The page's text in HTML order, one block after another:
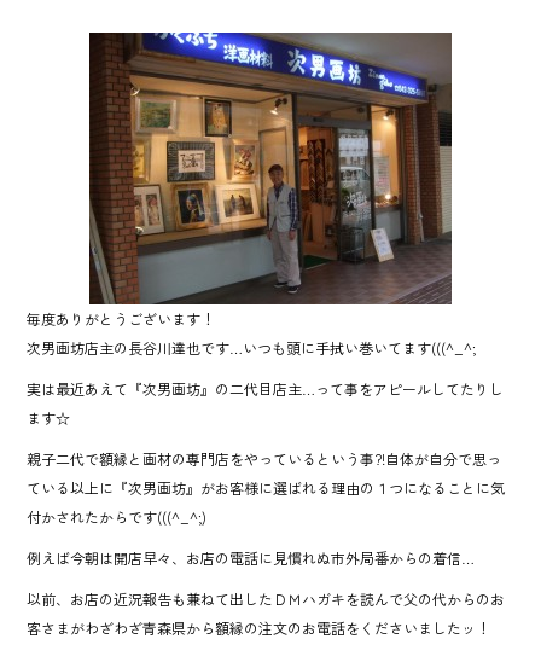
e
ok
毎度ありがとうございます！
次男画坊店主の長谷川達也です…いつも頭に手拭い巻いてます(((^_^;
実は最近あえて『次男画坊』の二代目店主…って事をアピールしてたりし
ます☆
親子二代で額縁と画材の専門店をやっているという事?!自体が自分で思っ
ている以上に『次男画坊』がお客様に選ばれる理由の１つになることに気
付かされたからです(((^_^;)
例えば今朝は開店早々、お店の電話に見慣れぬ市外局番からの着信…
以前、お店の近況報告も兼ねて出したＤＭハガキを読んで父の代からのお
客さまがわざわざ青森県から額縁の注文のお電話をくださいましたッ！